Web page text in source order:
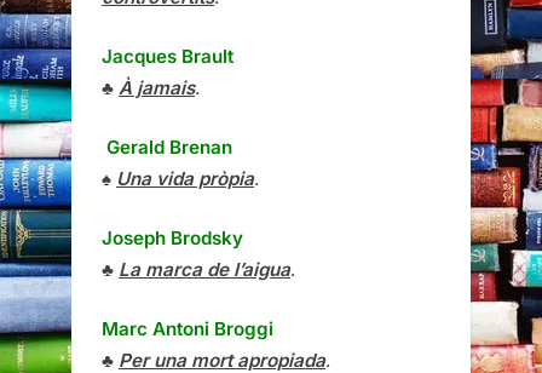
Jacques Brault
♣ À jamais.
Gerald Brenan
♠ Una vida pròpia.
Joseph Brodsky
♣ La marca de l’aigua.
Marc Antoni Broggi
♣ Per una mort apropiada.